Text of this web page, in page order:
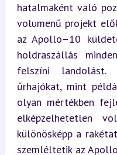
hatalmaként való
volumenű projekt
az Apollo–10
holdraszállás
felszíni
űrhajókat, mint
olyan mértékben
elképzelhetetlen
különösképp a
szemléltetik az